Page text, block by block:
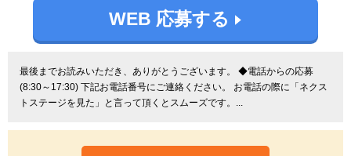
WEB 応募する
最後までお読みいただき、ありがとうございます。 ◆電話からの応募
(8:30～17:30) 下記お電話番号にご連絡ください。 お電話の際に「ネクス
トステージを見た」と言って頂くとスムーズです。...